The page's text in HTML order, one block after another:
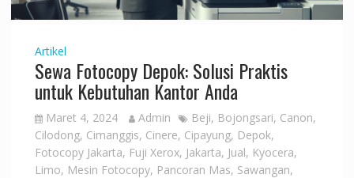
Artikel
Sewa Fotocopy Depok: Solusi Praktis
untuk Kebutuhan Kantor Anda
Maret 4, 2024 Admin Beji, Bojongsari, Canon,
Cilodong, Cimanggis, Cinere, Cipayung, Depok,
Fotocopy Jakarta, Fuji Xerox, Jakarta, Jual, Kyocera,
Limo, Mesin Fotocopy, Pancoran Mas, Sawangan,